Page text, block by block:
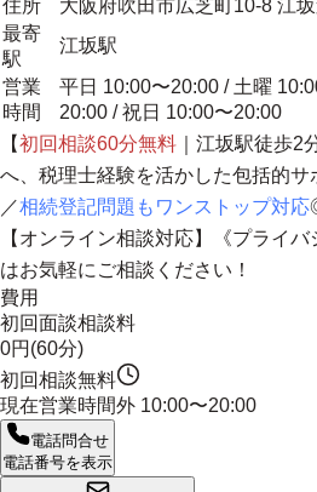
住所
大阪府吹田市広芝町10-8 江
最寄
駅
江坂駅
営業
時間
平日 10:00〜20:00 / 土曜
20:00 / 祝日 10:00〜20:00
【初回相談60分無料 ｜江坂駅徒歩2
へ、 税理士経験を活かした包括的サ
／相続登記問題もワンストップ対応
【オンライン相談対応】《プライ
はお気軽にご相談ください！
費用
初回面談相談料
0円(60分)
初回相談無料
現在営業時間外 10:00〜20:00
電話問合せ
電話番号を表示